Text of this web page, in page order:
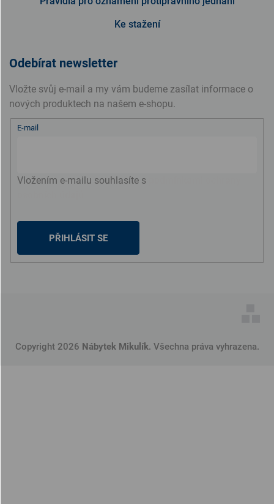
Ke stažení
Odebírat newsletter
Vložte svůj e-mail a my vám budeme zasílat informace o
nových produktech na našem e-shopu.
E-mail
Vložením e-mailu souhlasíte s
PŘIHLÁSIT SE
Copyright 2026 Nábytek Mikulík. Všechna práva vyhrazena.